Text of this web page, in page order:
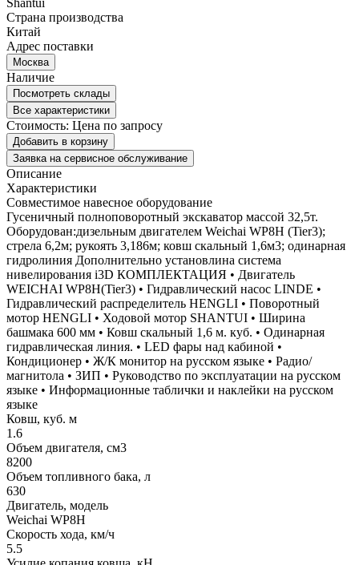
Shantui
Страна производства
Китай
Адрес поставки
Москва
Наличие
Посмотреть склады
Все характеристики
Стоимость: Цена по запросу
Добавить в корзину
Заявка на сервисное обслуживание
Описание
Характеристики
Совместимое навесное оборудование
Гусеничный полноповоротный экскаватор массой 32,5т.
Оборудован:дизельным двигателем Weichai WP8H (Tier3);
стрела 6,2м; рукоять 3,186м; ковш скальный 1,6м3; одинарная
гидролиния Дополнительно установлина система
нивелирования i3D КОМПЛЕКТАЦИЯ • Двигатель
WEICHAI WP8H(Tier3) • Гидравлический насос LINDE •
Гидравлический распределитель HENGLI • Поворотный
мотор HENGLI • Ходовой мотор SHANTUI • Ширина
башмака 600 мм • Ковш скальный 1,6 м. куб. • Одинарная
гидравлическая линия. • LED фары над кабиной •
Кондиционер • Ж/К монитор на русском языке • Радио/
магнитола • ЗИП • Руководство по эксплуатации на русском
языке • Информационные таблички и наклейки на русском
языке
Ковш, куб. м
1.6
Объем двигателя, см3
8200
Объем топливного бака, л
630
Двигатель, модель
Weichai WP8H
Скорость хода, км/ч
5.5